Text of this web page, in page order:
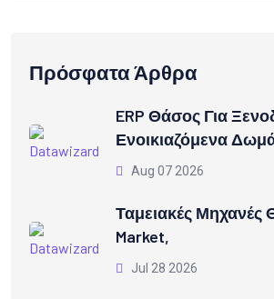
Πρόσφατα Άρθρα
ERP Θάσος Για
Ενοικιαζόμενα
Aug 07 2026
Ταμειακές Μηχανές
Market,
Jul 28 2026